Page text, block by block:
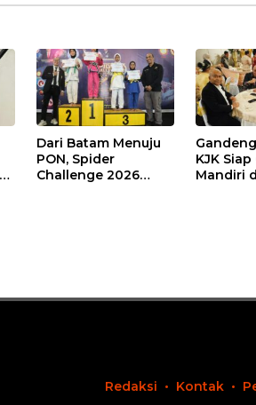
Dari Batam Menuju
PON, Spider
Challenge 2026
KJK
Mandiri
Redaksi Kontak